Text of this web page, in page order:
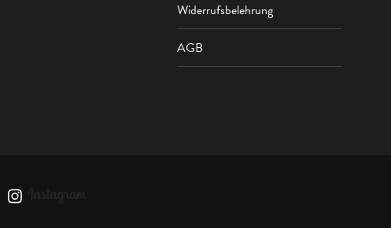
Widerrufsbelehrung
AGB